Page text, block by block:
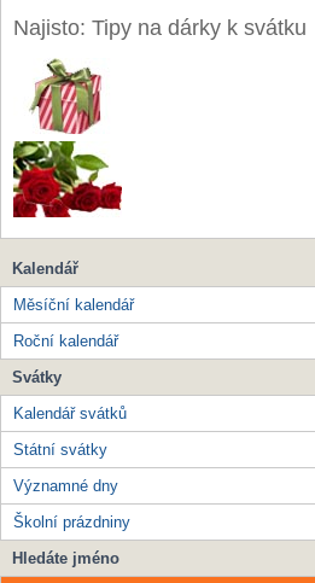
Najisto: Tipy na dárky k svátku
Kalendář
Měsíční kalendář
Roční kalendář
Svátky
Kalendář svátků
Státní svátky
Významné dny
Školní prázdniny
Hledáte jméno